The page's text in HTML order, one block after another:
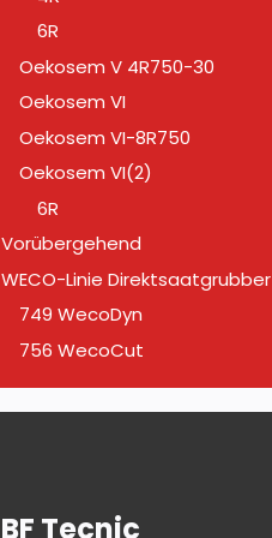
6R
Oekosem V 4R750-30
Oekosem VI
Oekosem VI-8R750
Oekosem VI(2)
6R
Vorübergehend
WECO-Linie Direktsaatgrubber
749 WecoDyn
756 WecoCut
BF Tecnic